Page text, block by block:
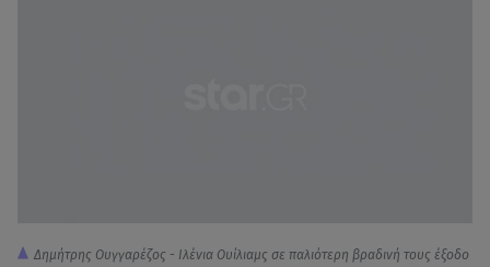
Δημήτρης Ουγγαρέζος - Ιλένια Ουίλιαμς σε παλιότερη βραδινή τους έξοδο